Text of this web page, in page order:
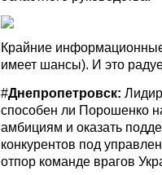
Крайние
имеет шансы). И это
‪#‎Днепропетровск:
способен ли Порошенко
амбициям и оказать
конкурентов под
отпор команде врагов